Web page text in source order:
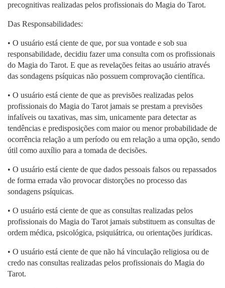
precognitivas realizadas pelos profissionais do Magia do Tarot.
Das Responsabilidades:
• O usuário está ciente de que, por sua vontade e sob sua
responsabilidade, decidiu fazer uma consulta com os profissionais
do Magia do Tarot. E que as revelações feitas ao usuário através
das sondagens psíquicas não possuem comprovação científica.
• O usuário está ciente de que as previsões realizadas pelos
profissionais do Magia do Tarot jamais se prestam a previsões
infalíveis ou taxativas, mas sim, unicamente para detectar as
tendências e predisposições com maior ou menor probabilidade de
ocorrência relação a um período ou em relação a uma opção, sendo
útil como auxílio para a tomada de decisões.
• O usuário está ciente de que dados pessoais falsos ou repassados
de forma errada vão provocar distorções no processo das
sondagens psíquicas.
• O usuário está ciente de que as consultas realizadas pelos
profissionais do Magia do Tarot jamais substituem as consultas de
ordem médica, psicológica, psiquiátrica, ou orientações jurídicas.
• O usuário está ciente de que não há vinculação religiosa ou de
credo nas consultas realizadas pelos profissionais do Magia do
Tarot.